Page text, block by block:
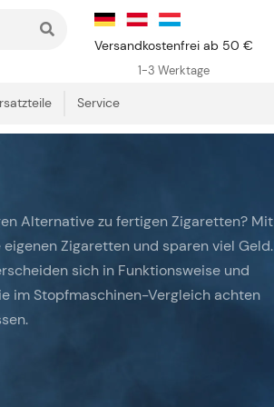
Versandkostenfrei ab 50 €
1-3 Werktage
Service
Alternative zu fertigen Zigaretten? Mit
Zigaretten und sparen viel Geld.
sich in Funktionsweise und
im Stopfmaschinen-Vergleich achten